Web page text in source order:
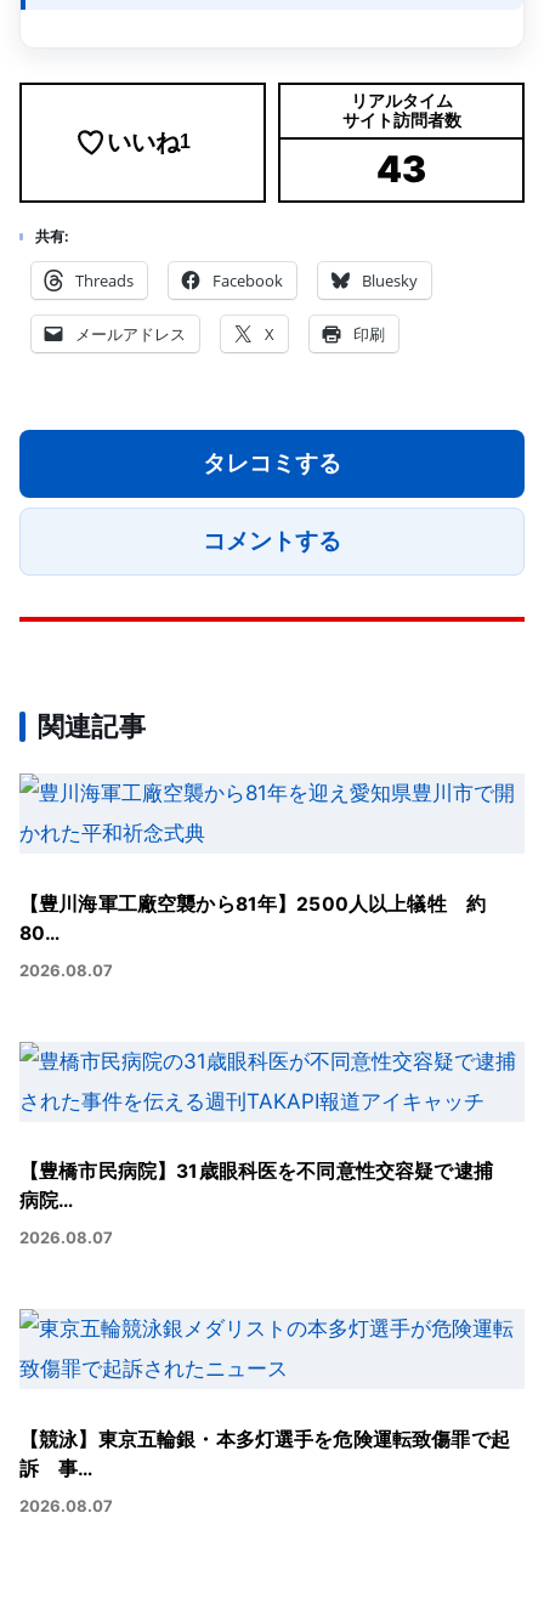
いいね1
リアルタイム
サイト訪問者数
43
共有:
Threads Facebook Bluesky
メールアドレス X 印刷
タレコミする
コメントする
関連記事
【豊川海軍工廠空襲から81年】2500人以上犠牲 約
80…
2026.08.07
【豊橋市民病院】31歳眼科医を不同意性交容疑で逮捕
病院…
2026.08.07
【競泳】東京五輪銀・本多灯選手を危険運転致傷罪で起
訴 事…
2026.08.07